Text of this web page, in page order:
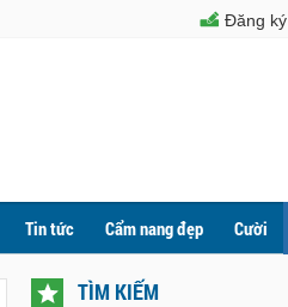
Đăng ký
Tin tức Cẩm nang đẹp Cười
TÌM KIẾM